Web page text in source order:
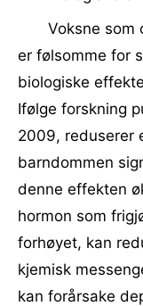
Voksne som
er følsomme for
biologiske
Ifølge forskning
2009, reduserer
barndommen
denne effekten
hormon som
forhøyet, kan
kjemisk
kan forårsake